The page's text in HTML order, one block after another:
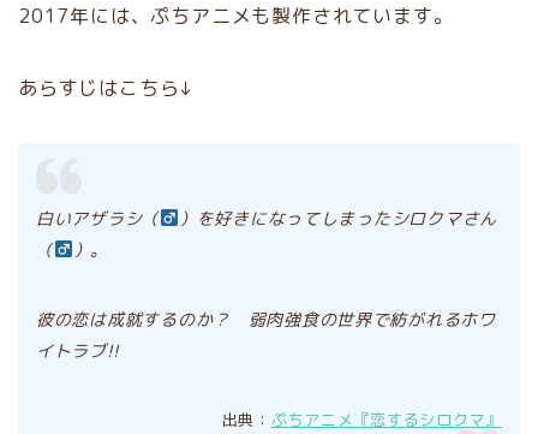
2017年には、ぷちアニメも製作されています。
あらすじはこちら↓
白いアザラシ（
）を好きになってしまったシロクマさん
（
）。
彼の恋は成就するのか？
弱肉強食の世界で紡がれるホワ
イトラブ!!
出典： ぷちアニメ『恋するシロクマ』